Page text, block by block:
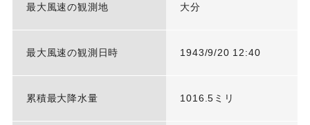
最大風速の観測地 大分
最大風速の観測日時 1943/9/20 12:40
累積最大降水量 1016.5ミリ